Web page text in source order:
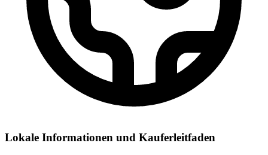
Lokale Informationen und Kauferleitfaden